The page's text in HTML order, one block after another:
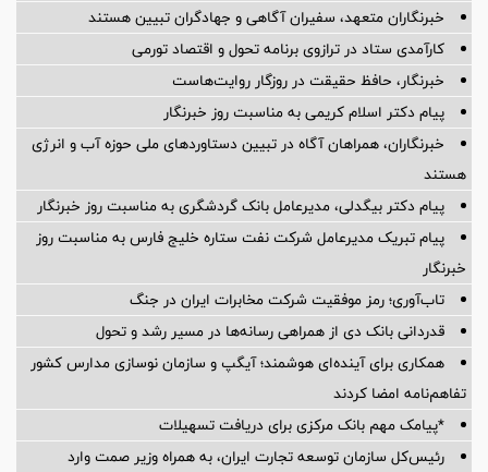
خبرنگاران متعهد، سفیران آگاهی و جهادگران تبیین هستند
کارآمدی ستاد در ترازوی برنامه تحول و اقتصاد تورمی
خبرنگار، حافظ حقیقت در روزگار روایت‌هاست
پیام دکتر اسلام کریمی به مناسبت روز خبرنگار
خبرنگاران، همراهان آگاه در تبیین دستاوردهای ملی حوزه آب و انرژی
هستند
پیام دکتر بیگدلی، مدیرعامل بانک گردشگری به مناسبت روز خبرنگار
پیام تبریک مدیرعامل شرکت نفت ستاره خلیج فارس به مناسبت روز
خبرنگار
تاب‌آوری؛ رمز موفقیت شرکت مخابرات ایران در جنگ
قدردانی بانک دی از همراهی رسانه‌ها در مسیر رشد و تحول
همکاری برای آینده‌ای هوشمند؛ آیگپ و سازمان نوسازی مدارس کشور
تفاهم‌نامه امضا کردند
*پیامک مهم بانک مرکزی برای دریافت تسهیلات
رئیس‌کل سازمان توسعه تجارت ایران، به همراه وزیر صمت وارد